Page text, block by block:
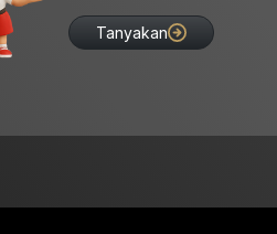
Tanyakan